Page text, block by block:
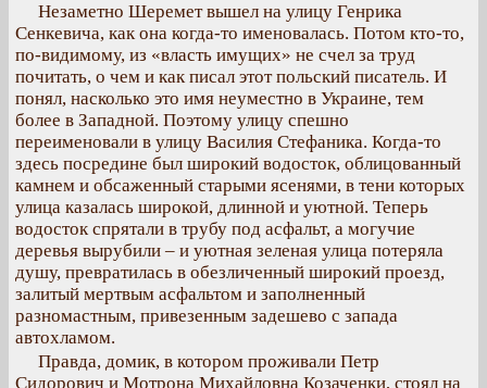
Незаметно Шеремет вышел на улицу Генрика
Сенкевича, как она когда-то именовалась. Потом кто-то,
по-видимому, из «власть имущих» не счел за труд
почитать, о чем и как писал этот польский писатель. И
понял, насколько это имя неуместно в Украине, тем
более в Западной. Поэтому улицу спешно
переименовали в улицу Василия Стефаника. Когда-то
здесь посредине был широкий водосток, облицованный
камнем и обсаженный старыми ясенями, в тени которых
улица казалась широкой, длинной и уютной. Теперь
водосток спрятали в трубу под асфальт, а могучие
деревья вырубили – и уютная зеленая улица потеряла
душу, превратилась в обезличенный широкий проезд,
залитый мертвым асфальтом и заполненный
разномастным, привезенным задешево с запада
автохламом.
Правда, домик, в котором проживали Петр
Сидорович и Мотрона Михайловна Козаченки, стоял на